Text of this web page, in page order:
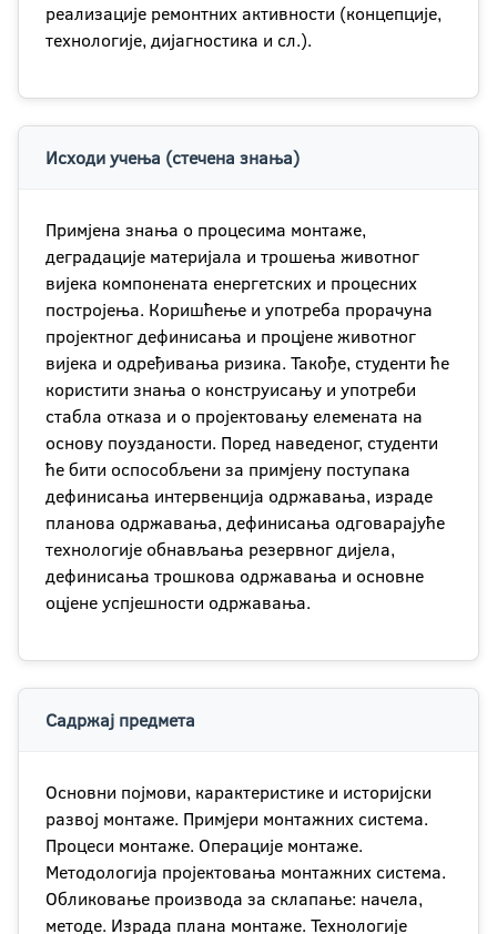
реализације ремонтних активности (концепције,
технологије, дијагностика и сл.).
Исходи учења (стечена знања)
Примјена знања о процесима монтаже,
деградације материјала и трошења животног
вијека компонената енергетских и процесних
постројења. Коришћење и употреба прорачуна
пројектног дефинисања и процјене животног
вијека и одређивања ризика. Такође, студенти ће
користити знања о конструисању и употреби
стабла отказа и о пројектовању елемената на
основу поузданости. Поред наведеног, студенти
ће бити оспособљени за примјену поступака
дефинисања интервенција одржавања, израде
планова одржавања, дефинисања одговарајуће
технологије обнављања резервног дијела,
дефинисања трошкова одржавања и основне
оцјене успјешности одржавања.
Садржај предмета
Основни појмови, карактеристике и историјски
развој монтаже. Примјери монтажних система.
Процеси монтаже. Операције монтаже.
Методологија пројектовања монтажних система.
Обликовање производа за склапање: начела,
методе. Израда плана монтаже. Технологије